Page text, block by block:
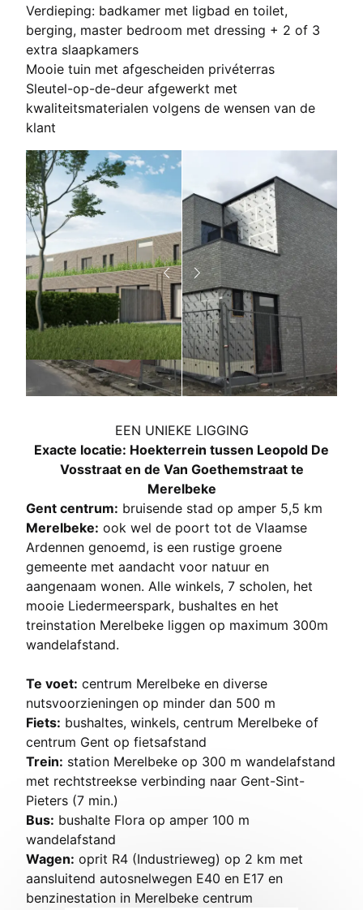
Verdieping: badkamer met ligbad en toilet,
berging, master bedroom met dressing + 2 of 3
extra slaapkamers
Mooie tuin met afgescheiden privéterras
Sleutel-op-de-deur afgewerkt met
kwaliteitsmaterialen volgens de wensen van de
klant
EEN UNIEKE LIGGING
Exacte locatie: Hoekterrein tussen Leopold De
Vosstraat en de Van Goethemstraat te
Merelbeke
Gent centrum: bruisende stad op amper 5,5 km
Merelbeke: ook wel de poort tot de Vlaamse
Ardennen genoemd, is een rustige groene
gemeente met aandacht voor natuur en
aangenaam wonen. Alle winkels, 7 scholen, het
mooie Liedermeerspark, bushaltes en het
treinstation Merelbeke liggen op maximum 300m
wandelafstand.
Te voet: centrum Merelbeke en diverse
nutsvoorzieningen op minder dan 500 m
Fiets: bushaltes, winkels, centrum Merelbeke of
centrum Gent op fietsafstand
Trein: station Merelbeke op 300 m wandelafstand
met rechtstreekse verbinding naar Gent-Sint-
Pieters (7 min.)
Bus: bushalte Flora op amper 100 m
wandelafstand
Wagen: oprit R4 (Industrieweg) op 2 km met
aansluitend autosnelwegen E40 en E17 en
benzinestation in Merelbeke centrum